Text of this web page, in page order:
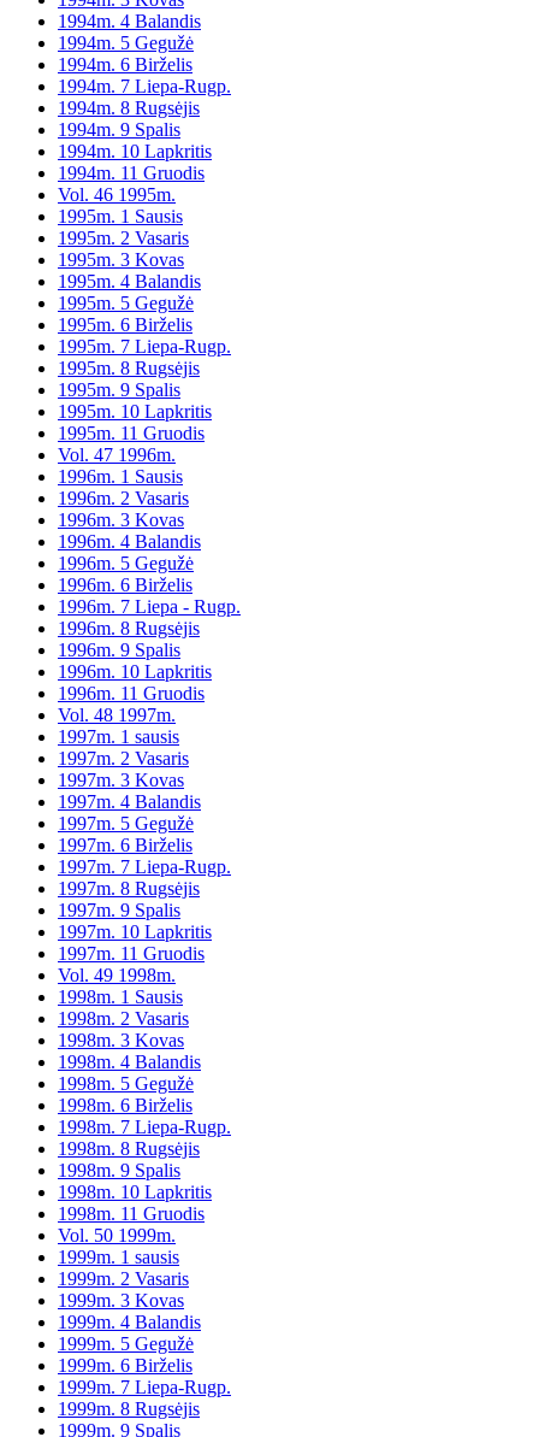
1994m. 4 Balandis
1994m. 5 Gegužė
1994m. 6 Birželis
1994m. 7 Liepa-Rugp.
1994m. 8 Rugsėjis
1994m. 9 Spalis
1994m. 10 Lapkritis
1994m. 11 Gruodis
Vol. 46 1995m.
1995m. 1 Sausis
1995m. 2 Vasaris
1995m. 3 Kovas
1995m. 4 Balandis
1995m. 5 Gegužė
1995m. 6 Birželis
1995m. 7 Liepa-Rugp.
1995m. 8 Rugsėjis
1995m. 9 Spalis
1995m. 10 Lapkritis
1995m. 11 Gruodis
Vol. 47 1996m.
1996m. 1 Sausis
1996m. 2 Vasaris
1996m. 3 Kovas
1996m. 4 Balandis
1996m. 5 Gegužė
1996m. 6 Birželis
1996m. 7 Liepa - Rugp.
1996m. 8 Rugsėjis
1996m. 9 Spalis
1996m. 10 Lapkritis
1996m. 11 Gruodis
Vol. 48 1997m.
1997m. 1 sausis
1997m. 2 Vasaris
1997m. 3 Kovas
1997m. 4 Balandis
1997m. 5 Gegužė
1997m. 6 Birželis
1997m. 7 Liepa-Rugp.
1997m. 8 Rugsėjis
1997m. 9 Spalis
1997m. 10 Lapkritis
1997m. 11 Gruodis
Vol. 49 1998m.
1998m. 1 Sausis
1998m. 2 Vasaris
1998m. 3 Kovas
1998m. 4 Balandis
1998m. 5 Gegužė
1998m. 6 Birželis
1998m. 7 Liepa-Rugp.
1998m. 8 Rugsėjis
1998m. 9 Spalis
1998m. 10 Lapkritis
1998m. 11 Gruodis
Vol. 50 1999m.
1999m. 1 sausis
1999m. 2 Vasaris
1999m. 3 Kovas
1999m. 4 Balandis
1999m. 5 Gegužė
1999m. 6 Birželis
1999m. 7 Liepa-Rugp.
1999m. 8 Rugsėjis
1999m. 9 Spalis